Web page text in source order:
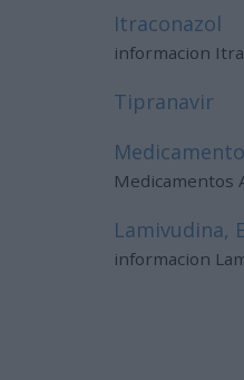
Itraconazol
informacion
Tipranavir
Medicamentos
Lamivudina,
informacion